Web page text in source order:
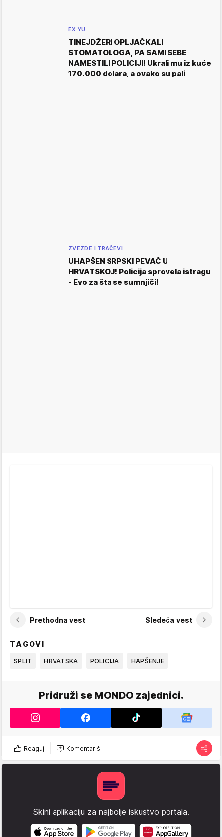
EX YU
TINEJDŽERI OPLJAČKALI
STOMATOLOGA, PA SAMI SEBE
NAMESTILI POLICIJI! Ukrali mu iz kuće
170.000 dolara, a ovako su pali
ZVEZDE I TRAČEVI
UHAPŠEN SRPSKI PEVAČ U
HRVATSKOJ! Policija sprovela istragu
- Evo za šta se sumnjiči!
Prethodna vest Sledeća vest
TAGOVI
SPLIT HRVATSKA POLICIJA HAPŠENJE
Pridruži se MONDO zajednici.
Reaguj Komentariši
Skini aplikaciju za najbolje iskustvo portala.